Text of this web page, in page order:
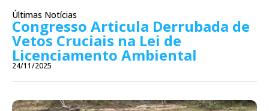
Últimas Notícias
Congresso Articula Derrubada de
Vetos Cruciais na Lei de
Licenciamento Ambiental
24/11/2025